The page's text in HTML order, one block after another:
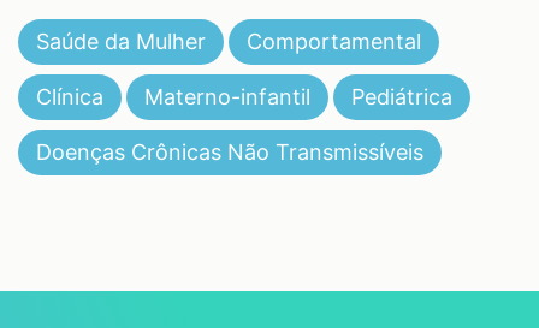
Saúde da Mulher Comportamental
Clínica Materno-infantil Pediátrica
Doenças Crônicas Não Transmissíveis